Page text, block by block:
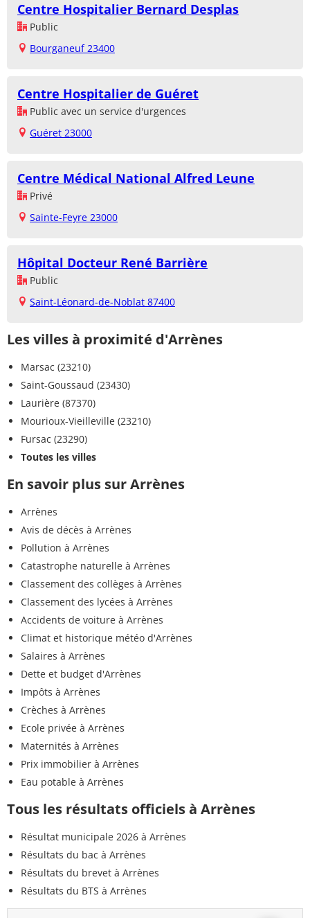
Centre Hospitalier Bernard Desplas
Public
Bourganeuf 23400
Centre Hospitalier de Guéret
Public avec un service d'urgences
Guéret 23000
Centre Médical National Alfred Leune
Privé
Sainte-Feyre 23000
Hôpital Docteur René Barrière
Public
Saint-Léonard-de-Noblat 87400
Les villes à proximité d'Arrènes
Marsac (23210)
Saint-Goussaud (23430)
Laurière (87370)
Mourioux-Vieilleville (23210)
Fursac (23290)
Toutes les villes
En savoir plus sur Arrènes
Arrènes
Avis de décès à Arrènes
Pollution à Arrènes
Catastrophe naturelle à Arrènes
Classement des collèges à Arrènes
Classement des lycées à Arrènes
Accidents de voiture à Arrènes
Climat et historique météo d'Arrènes
Salaires à Arrènes
Dette et budget d'Arrènes
Impôts à Arrènes
Crèches à Arrènes
Ecole privée à Arrènes
Maternités à Arrènes
Prix immobilier à Arrènes
Eau potable à Arrènes
Tous les résultats officiels à Arrènes
Résultat municipale 2026 à Arrènes
Résultats du bac à Arrènes
Résultats du brevet à Arrènes
Résultats du BTS à Arrènes